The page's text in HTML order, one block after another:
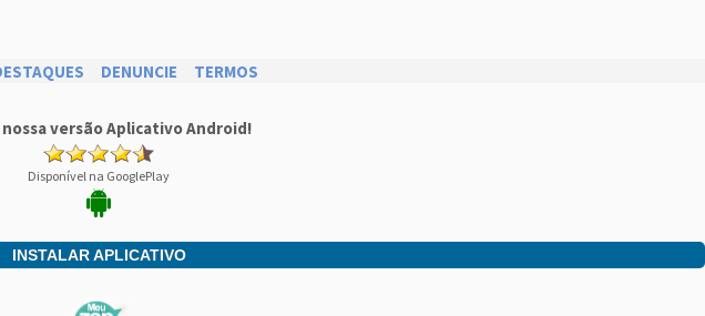
DENUNCIE TERMOS
versão Aplicativo Android!
Disponível na GooglePlay
INSTALAR APLICATIVO